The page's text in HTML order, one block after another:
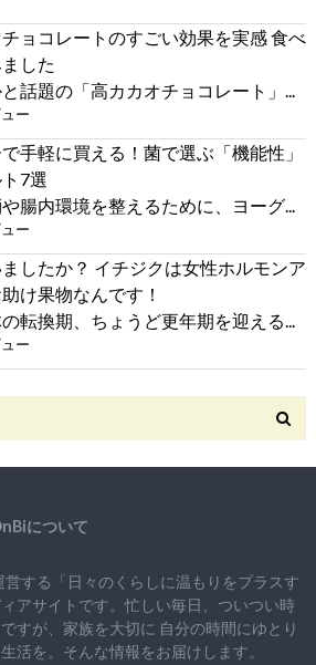
ョコレートのすごい効果を実感 食べ
した
話題の「高カカオチョコレート」...
ー
手軽に買える！菌で選ぶ「機能性」
7選
腸内環境を整えるために、ヨーグ...
ー
したか？ イチジクは女性ホルモンア
け果物なんです！
転換期、ちょうど更年期を迎える...
ー
について
する「日々のくらしに温もりをプラスす
アサイトです。忙しい毎日、ついつい時
すが、 家族を大切に 自分の時間にゆとり
活を。そんな情報をお届けします。